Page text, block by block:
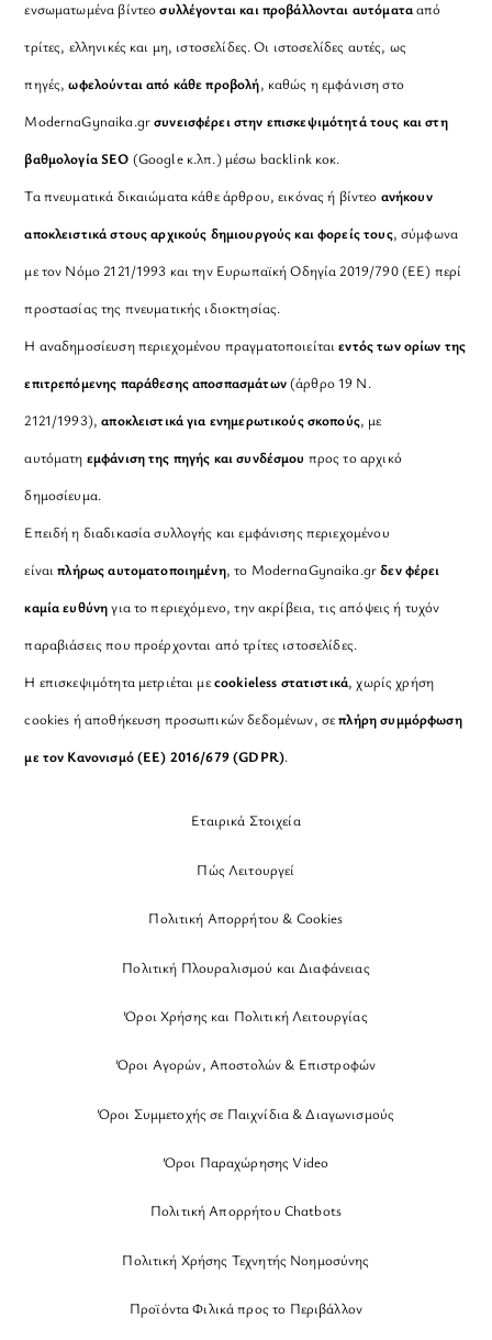
ενσωματωμένα βίντεοσυλλέγονται και προβάλλονται αυτόματααπό
τρίτες, ελληνικές και μη, ιστοσελίδες. Οι ιστοσελίδες αυτές, ως
πηγές,ωφελούνται από κάθε προβολή, καθώς η εμφάνιση στο
ModernaGynaika.grσυνεισφέρει στην επισκεψιμότητά τους και στη
βαθμολογία SEO (Google κ.λπ.) μέσω backlink κοκ.
Τα πνευματικά δικαιώματα κάθε άρθρου, εικόνας ή βίντεο ανήκουν
αποκλειστικά στους αρχικούς δημιουργούς και φορείς τους, σύμφωνα
με τον Νόμο 2121/1993 και την Ευρωπαϊκή Οδηγία 2019/790 (ΕΕ) περί
προστασίας της πνευματικής ιδιοκτησίας.
Η αναδημοσίευση περιεχομένου πραγματοποιείταιεντός των ορίων της
επιτρεπόμενης παράθεσης αποσπασμάτων(άρθρο 19 Ν.
2121/1993), αποκλειστικά για ενημερωτικούς σκοπούς, με
αυτόματη εμφάνιση της πηγής και συνδέσμου προς το αρχικό
δημοσίευμα.
Επειδή η διαδικασία συλλογής και εμφάνισης περιεχομένου
είναιπλήρως αυτοματοποιημένη, το ModernaGynaika.grδεν φέρει
καμία ευθύνηγια το περιεχόμενο, την ακρίβεια, τις απόψεις ή τυχόν
παραβιάσεις που προέρχονται από τρίτες ιστοσελίδες.
Η επισκεψιμότητα μετριέται μεcookieless στατιστικά, χωρίς χρήση
cookies ή αποθήκευση προσωπικών δεδομένων, σεπλήρη συμμόρφωση
με τον Κανονισμό (ΕΕ) 2016/679 (GDPR).
Εταιρικά Στοιχεία
Πώς Λειτουργεί
Πολιτική Απορρήτου & Cookies
Πολιτική Πλουραλισμού και Διαφάνειας
Όροι Χρήσης και Πολιτική Λειτουργίας
Όροι Αγορών, Αποστολών & Επιστροφών
Όροι Συμμετοχής σε Παιχνίδια & Διαγωνισμούς
Όροι Παραχώρησης Video
Πολιτική Απορρήτου Chatbots
Πολιτική Χρήσης Τεχνητής Νοημοσύνης
Προϊόντα Φιλικά προς το Περιβάλλον